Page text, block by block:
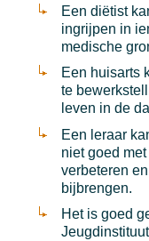
Een diëtist
ingrijpen in
medische
Een huisarts
te
leven in de
Een leraar
niet goed
verbeteren
bijbrengen.
Het is goed